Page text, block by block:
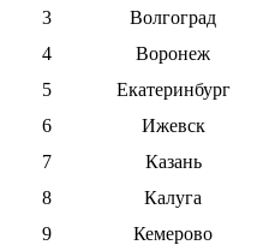
3
Волгоград
4
Воронеж
5
Екатеринбург
6
Ижевск
7
Казань
8
Калуга
9
Кемерово